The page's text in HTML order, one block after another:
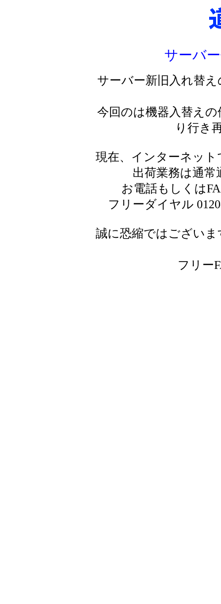
サーバ
サーバー新旧入れ替
今回のは機器入替え
り行き
現在、インターネッ
出荷業務は通
お電話もしくは
フリーダイヤル
誠に恐縮ではござい
フリー